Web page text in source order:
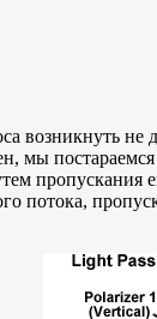
возникнуть
мы
потока,